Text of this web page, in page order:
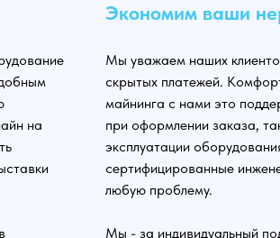
на
Экономим ваши
Мы уважаем наших
скрытых платежей.
майнинга с нами это
при оформлении заказа,
эксплуатации
сертифицированные
любую проблему.
Мы - за индивидуальный